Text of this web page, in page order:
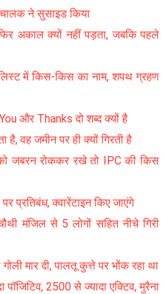
ने सुसाइड किया
अकाल क्यों नहीं पड़ता, जबकि पहले
में किस-किस का नाम, शपथ ग्रहण
और Thanks दो शब्द क्यों है
वह जमीन पर ही क्यों गिरती है
को जबरन रोककर रखे तो IPC की किस
प्रतिबंध, क्वारेंटाइन किए जाएंगे
मंजिल से 5 लोगों सहित नीचे गिरी
मार दी, पालतू कुत्ते पर भोंक रहा था
2500 से ज्यादा एक्टिव, मुरैना